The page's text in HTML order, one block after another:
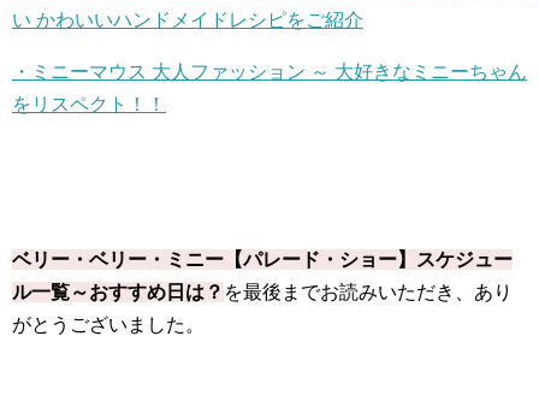
い かわいいハンドメイドレシピをご紹介
・ミニーマウス 大人ファッション ～ 大好きなミニーちゃん
をリスペクト！！
ベリー・ベリー・ミニー【パレード・ショー】スケジュー
ル一覧～おすすめ日は？ を最後までお読みいただき、あり
がとうございました。